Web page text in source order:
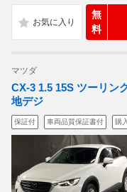
無
料
マツダ
CX-3 1.5 15S ツーリン
地デジ
保証付 車両品質保証書付 購